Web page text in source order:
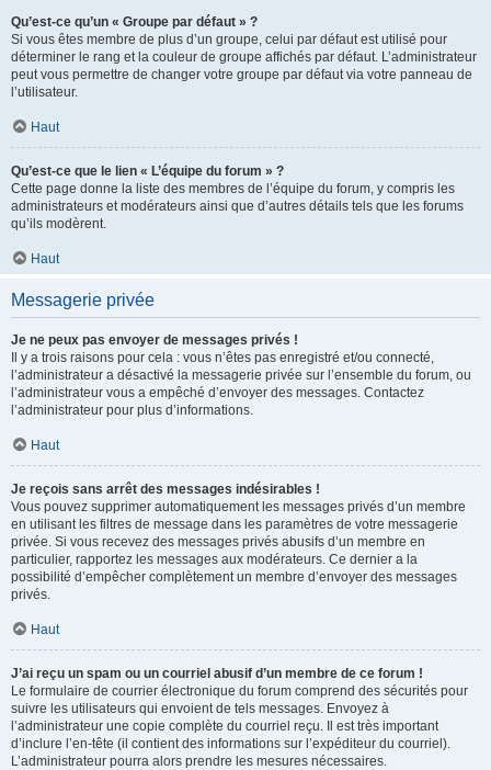
Qu’est-ce qu’un « Groupe par défaut » ?
Si vous êtes membre de plus d’un groupe, celui par défaut est utilisé pour
déterminer le rang et la couleur de groupe affichés par défaut. L’administrateur
peut vous permettre de changer votre groupe par défaut via votre panneau de
l’utilisateur.
Haut
Qu’est-ce que le lien « L’équipe du forum » ?
Cette page donne la liste des membres de l’équipe du forum, y compris les
administrateurs et modérateurs ainsi que d’autres détails tels que les forums
qu’ils modèrent.
Haut
Messagerie privée
Je ne peux pas envoyer de messages privés !
Il y a trois raisons pour cela : vous n’êtes pas enregistré et/ou connecté,
l’administrateur a désactivé la messagerie privée sur l’ensemble du forum, ou
l’administrateur vous a empêché d’envoyer des messages. Contactez
l’administrateur pour plus d’informations.
Haut
Je reçois sans arrêt des messages indésirables !
Vous pouvez supprimer automatiquement les messages privés d’un membre
en utilisant les filtres de message dans les paramètres de votre messagerie
privée. Si vous recevez des messages privés abusifs d’un membre en
particulier, rapportez les messages aux modérateurs. Ce dernier a la
possibilité d’empêcher complètement un membre d’envoyer des messages
privés.
Haut
J’ai reçu un spam ou un courriel abusif d’un membre de ce forum !
Le formulaire de courrier électronique du forum comprend des sécurités pour
suivre les utilisateurs qui envoient de tels messages. Envoyez à
l’administrateur une copie complète du courriel reçu. Il est très important
d’inclure l’en-tête (il contient des informations sur l’expéditeur du courriel).
L’administrateur pourra alors prendre les mesures nécessaires.